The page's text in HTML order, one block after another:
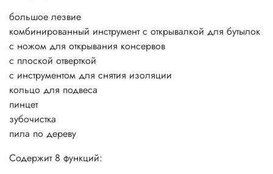
большое лезвие
комбинированный инструмент с открывалкой для бутылок
c ножом для открывания консервов
c плоской отверткой
c инструментом для снятия изоляции
кольцо для подвеса
пинцет
зубочистка
пила по дереву
Содержит 8 функций: